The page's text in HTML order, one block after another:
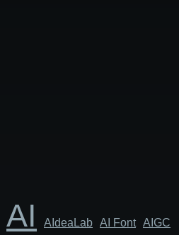
AI AIdeaLab AI Font AIGC